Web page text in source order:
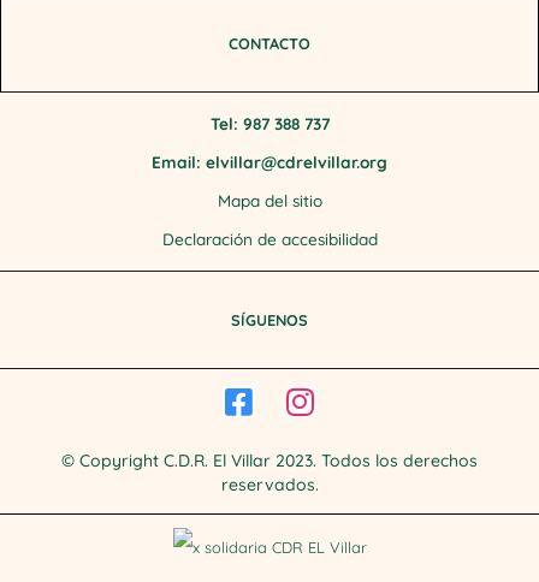
CONTACTO
Tel: 987 388 737
Email: elvillar@cdrelvillar.org
Mapa del sitio
Declaración de accesibilidad
SÍGUENOS
© Copyright C.D.R. El Villar 2023. Todos los derechos
reservados.